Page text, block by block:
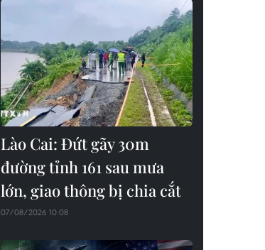
Lào Cai: Đứt gãy 30m
đường tỉnh 161 sau mưa
lớn, giao thông bị chia cắt
07/08/2026 10:08